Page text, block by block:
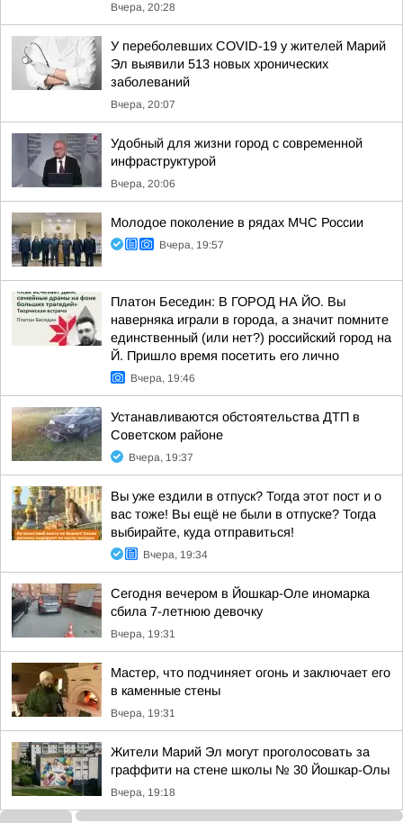
Вчера, 20:28
У переболевших COVID-19 у жителей Марий
Эл выявили 513 новых хронических
заболеваний
Вчера, 20:07
Удобный для жизни город с современной
инфраструктурой
Вчера, 20:06
Молодое поколение в рядах МЧС России
Вчера, 19:57
Платон Беседин: В ГОРОД НА ЙО. Вы
наверняка играли в города, а значит помните
единственный (или нет?) российский город на
Й. Пришло время посетить его лично
Вчера, 19:46
Устанавливаются обстоятельства ДТП в
Советском районе
Вчера, 19:37
Вы уже ездили в отпуск? Тогда этот пост и о
вас тоже! Вы ещё не были в отпуске? Тогда
выбирайте, куда отправиться!
Вчера, 19:34
Сегодня вечером в Йошкар-Оле иномарка
сбила 7-летнюю девочку
Вчера, 19:31
Мастер, что подчиняет огонь и заключает его
в каменные стены
Вчера, 19:31
Жители Марий Эл могут проголосовать за
граффити на стене школы № 30 Йошкар-Олы
Вчера, 19:18